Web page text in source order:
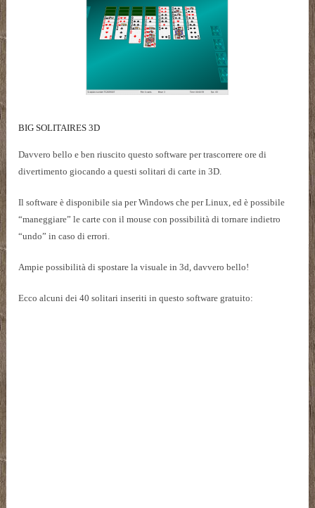
BIG SOLITAIRES 3D
Davvero bello e ben riuscito questo software per trascorrere ore di
divertimento giocando a questi solitari di carte in 3D.
Il software è disponibile sia per Windows che per Linux, ed è possibile
“maneggiare” le carte con il mouse con possibilità di tornare indietro
“undo” in caso di errori.
Ampie possibilità di spostare la visuale in 3d, davvero bello!
Ecco alcuni dei 40 solitari inseriti in questo software gratuito: